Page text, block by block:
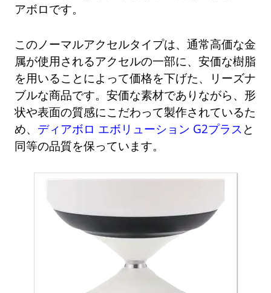
アボロです。
このノーマルアクセルタイプは、通常高価な金
属が使用されるアクセルの一部に、安価な樹脂
を用いることによって価格を下げた、リーズナ
ブルな商品です。安価な素材でありながら、形
状や表面の質感にこだわって製作されているた
め、 ディアボロ エボリューション G2プラス と
同等の品質を保っています。